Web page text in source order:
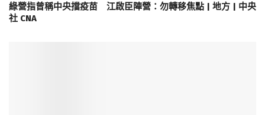
綠營指曾稱中央擋疫苗 江啟臣陣營：勿轉移焦點 | 地方 | 中央
社 CNA